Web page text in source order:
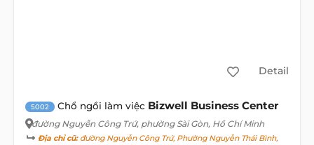
Detail
5002 Chổ ngồi làm việc Bizwell Business Center
đường Nguyễn Công Trứ, phường Sài Gòn, Hồ Chí Minh
Địa chỉ cũ:đường Nguyễn Công Trứ, Phường Nguyễn Thái Bình,